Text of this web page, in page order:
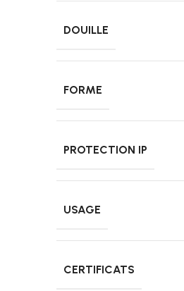
DOUILLE
FORME
PROTECTION IP
USAGE
CERTIFICATS